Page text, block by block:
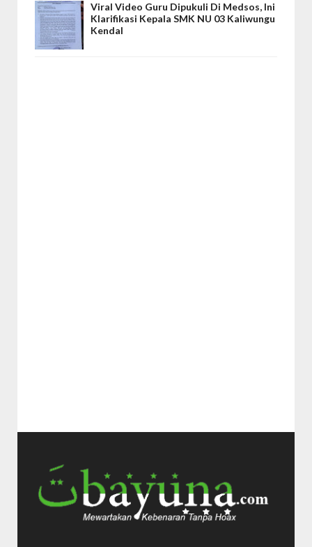
Viral Video Guru Dipukuli Di Medsos, Ini
Klarifikasi Kepala SMK NU 03 Kaliwungu
Kendal